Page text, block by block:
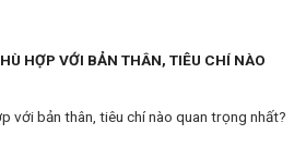
HỢP VỚI BẢN THÂN, TIÊU CHÍ NÀO
với bản thân, tiêu chí nào quan trọng nhất?